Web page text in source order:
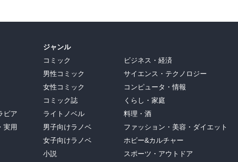
ビア
実用
ジャンル
コミック
男性コミック
女性コミック
コミック誌
ライトノベル
男子向けラノベ
女子向けラノベ
小説
ビジネス・経済
サイエンス・テクノロジー
コンピュータ・情報
くらし・家庭
料理・酒
ファッション・美容・ダイエット
ホビー&カルチャー
スポーツ・アウトドア